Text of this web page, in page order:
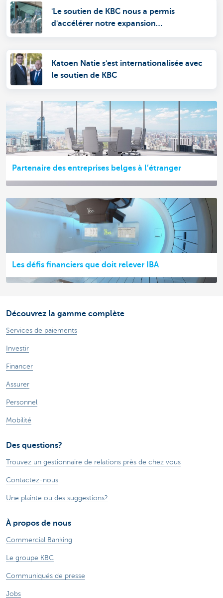
'Le soutien de KBC nous a permis
d'accélérer notre expansion
Katoen Natie s'est internationalisée avec
le soutien de KBC
Partenaire des entreprises belges à l’étranger
Les défis financiers que doit relever IBA
Découvrez la gamme complète
Services de paiements
Investir
Financer
Assurer
Personnel
Mobilité
Des questions?
Trouvez un gestionnaire de relations près de chez vous
Contactez-nous
Une plainte ou des suggestions?
À propos de nous
Commercial Banking
Le groupe KBC
Communiqués de presse
Jobs